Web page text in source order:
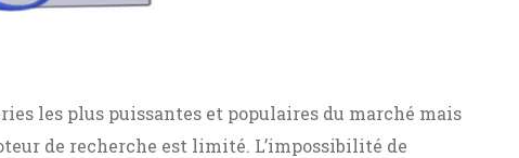
les plus puissantes et populaires du marché mais
de recherche est limité. L’impossibilité de